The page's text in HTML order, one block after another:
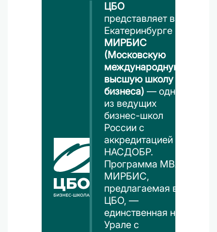
ЦБО
представляет в
Екатеринбурге
МИРБИС
(Московскую
международную
высшую школу
бизнеса) — одну
из ведущих
бизнес-школ
России с
аккредитацией
НАСДОБР.
Программа MBA
МИРБИС,
предлагаемая в
ЦБО, —
единственная на
Урале с